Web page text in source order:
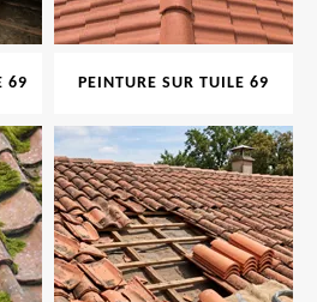
69 PEINTURE SUR TUILE 69